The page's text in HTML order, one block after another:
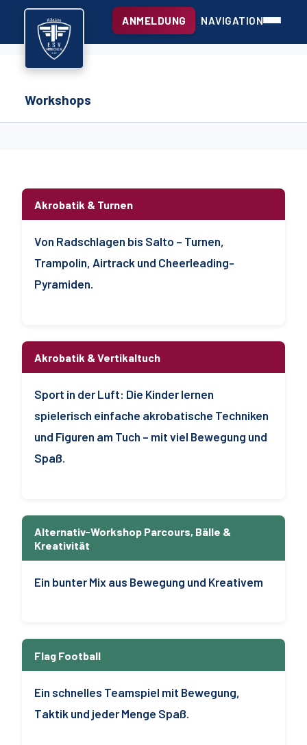
ANMELDUNG NAVIGATION
Workshops
Akrobatik & Turnen
Von Radschlagen bis Salto – Turnen,
Trampolin, Airtrack und Cheerleading-
Pyramiden.
Akrobatik & Vertikaltuch
Sport in der Luft: Die Kinder lernen
spielerisch einfache akrobatische Techniken
und Figuren am Tuch – mit viel Bewegung und
Spaß.
Alternativ-Workshop Parcours, Bälle &
Kreativität
Ein bunter Mix aus Bewegung und Kreativem
Flag Football
Ein schnelles Teamspiel mit Bewegung,
Taktik und jeder Menge Spaß.